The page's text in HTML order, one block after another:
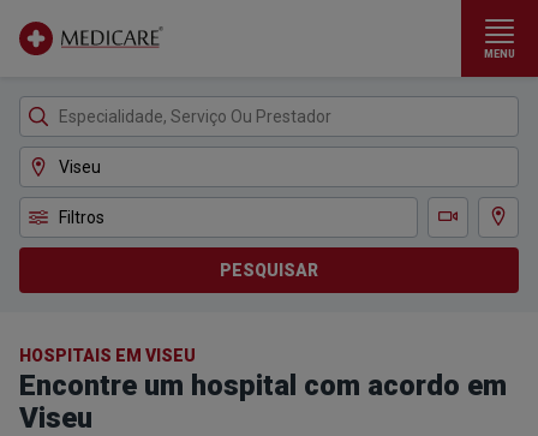
MENU
Filtros
Teleconsulta
Ver
PESQUISAR
HOSPITAIS EM VISEU
Encontre um hospital com acordo em
Viseu